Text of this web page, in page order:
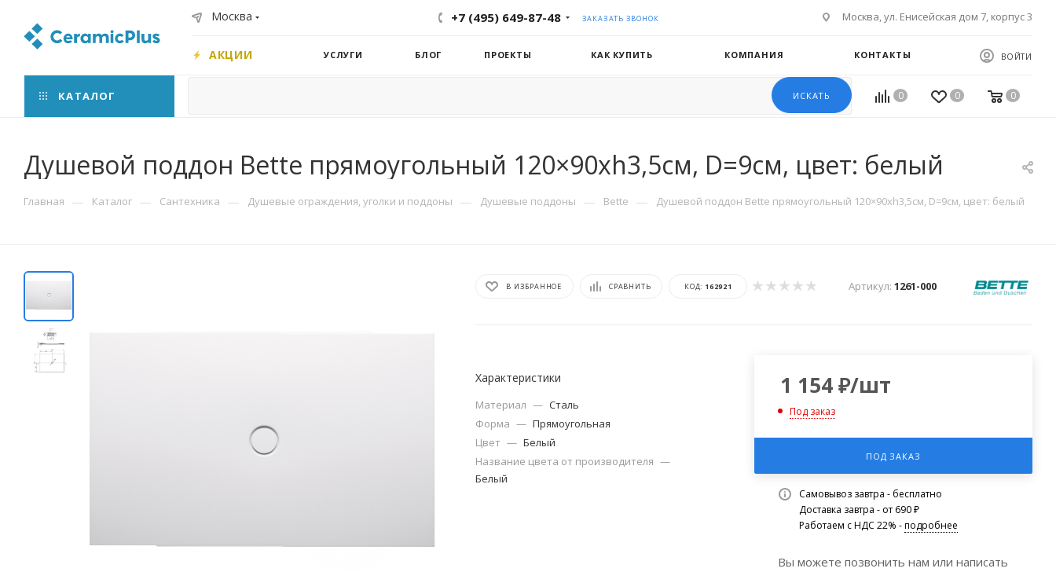
Москва +7 (495) 649-87-48 ЗАКАЗАТЬ ЗВОНОК Москва, ул. Енисейская дом 7, корпус 3
АКЦИИ УСЛУГИ БЛОГ ПРОЕКТЫ КАК КУПИТЬ КОМПАНИЯ КОНТАКТЫ ВОЙТИ
КАТАЛОГ ИСКАТЬ 0 0 0
Душевой поддон Bette прямоугольный 120×90хh3,5см, D=9см, цвет: белый
Главная — Каталог — Сантехника — Душевые ограждения, уголки и поддоны — Душевые поддоны — Bette — Душевой поддон Bette прямоугольный 120×90хh3,5см, D=9см, цвет: белый
В ИЗБРАННОЕ СРАВНИТЬ КОД: 162921 Артикул: 1261-000
Характеристики
Материал — Сталь
Форма — Прямоугольная
Цвет — Белый
Название цвета от производителя —
Белый
1 154₽/шт
Под заказ
ПОД ЗАКАЗ
Самовывоз завтра - бесплатно
Доставка завтра - от 690 ₽
Работаем с НДС 22% -подробнее
Вы можете позвонить нам или написать